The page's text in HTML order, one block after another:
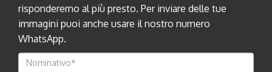
risponderemo al più presto. Per inviare delle tue
immagini puoi anche usare il nostro numero
WhatsApp.